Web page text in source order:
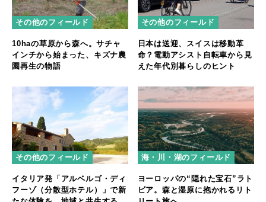
その他のフィールド
10haの草原から森へ。サチャ
インチから始まった、キズナ農
園再生の物語
その他のフィールド
日本は送迎、スイスは移動革
命？電動アシスト自転車から見
えた年代別暮らしのヒント
その他のフィールド
イタリア発「アルベルゴ・ディ
フーゾ（分散型ホテル）」で新
海・川・湖のフィールド
ヨーロッパの“隠れた宝石”ラト
ビア。森と湿原に抱かれるリト